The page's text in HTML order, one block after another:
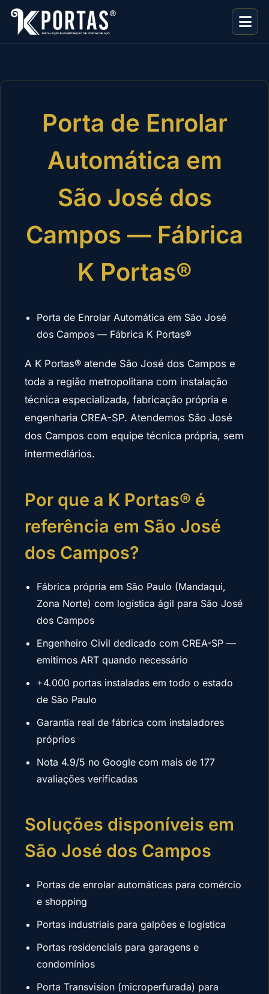
Porta de Enrolar
Automática em
São José dos
Campos — Fábrica
K Portas®
Porta de Enrolar Automática em São José
dos Campos — Fábrica K Portas®
A K Portas® atende São José dos Campos e
toda a região metropolitana com instalação
técnica especializada, fabricação própria e
engenharia CREA-SP. Atendemos São José
dos Campos com equipe técnica própria, sem
intermediários.
Por que a K Portas® é
referência em São José
dos Campos?
Fábrica própria em São Paulo (Mandaqui,
Zona Norte) com logística ágil para São José
dos Campos
Engenheiro Civil dedicado com CREA-SP —
emitimos ART quando necessário
+4.000 portas instaladas em todo o estado
de São Paulo
Garantia real de fábrica com instaladores
próprios
Nota 4.9/5 no Google com mais de 177
avaliações verificadas
Soluções disponíveis em
São José dos Campos
Portas de enrolar automáticas para comércio
e shopping
Portas industriais para galpões e logística
Portas residenciais para garagens e
condomínios
Porta Transvision (microperfurada) para